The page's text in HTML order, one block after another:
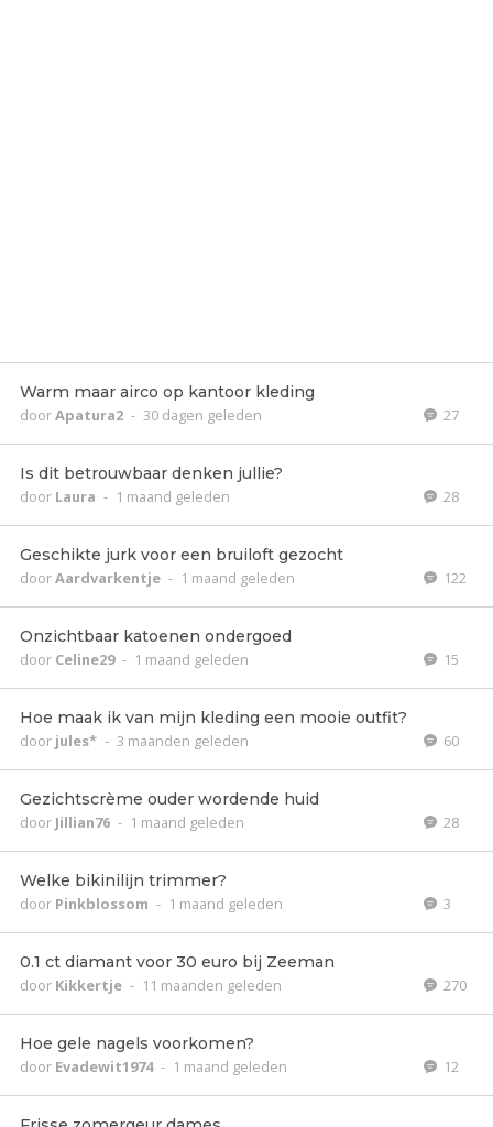
Warm maar airco op kantoor kleding
doorApatura2 - 30 dagen geleden 27
Is dit betrouwbaar denken jullie?
door Laura - 1 maand geleden 28
Geschikte jurk voor een bruiloft gezocht
doorAardvarkentje - 1 maand geleden 122
Onzichtbaar katoenen ondergoed
door Celine29 - 1 maand geleden 15
Hoe maak ik van mijn kleding een mooie outfit?
door jules* - 3 maanden geleden 60
Gezichtscrème ouder wordende huid
door Jillian76 - 1 maand geleden 28
Welke bikinilijn trimmer?
door Pinkblossom - 1 maand geleden 3
0.1 ct diamant voor 30 euro bij Zeeman
door Kikkertje - 11 maanden geleden 270
Hoe gele nagels voorkomen?
door Evadewit1974 - 1 maand geleden 12